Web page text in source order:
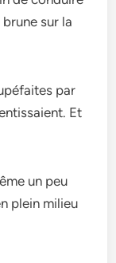
sur la
par
Et
un peu
plein milieu